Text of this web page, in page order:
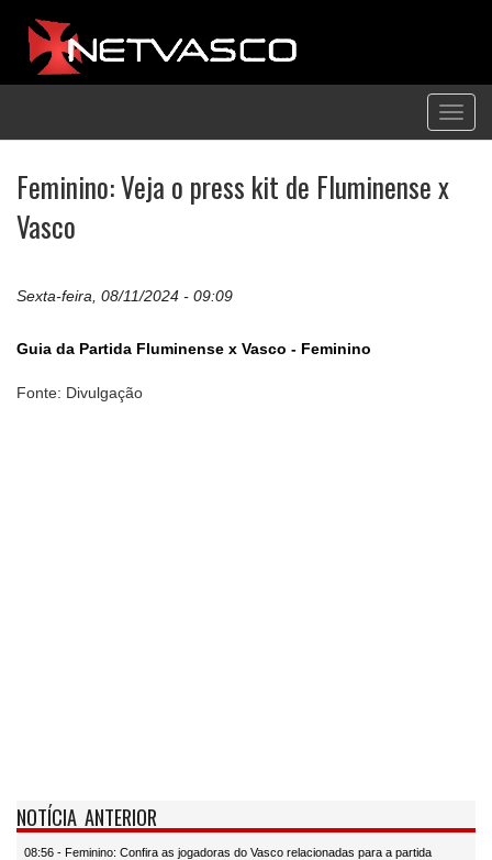
Feminino: Veja o press kit de Fluminense x
Vasco
Sexta-feira, 08/11/2024 - 09:09
Guia da Partida Fluminense x Vasco - Feminino
Fonte: Divulgação
NOTÍCIA ANTERIOR
08:56 - Feminino: Confira as jogadoras do Vasco relacionadas para a partida